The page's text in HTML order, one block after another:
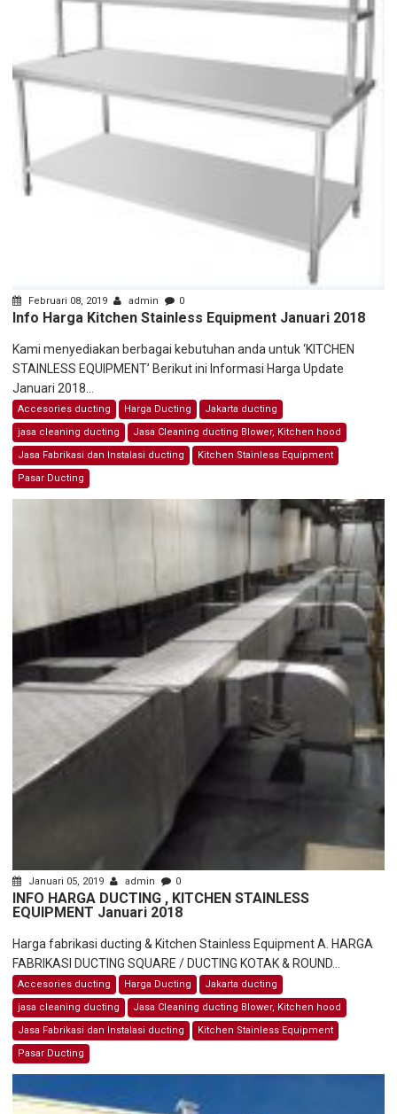
Februari 08, 2019 admin 0
Info Harga Kitchen Stainless Equipment Januari 2018
Kami menyediakan berbagai kebutuhan anda untuk ‘KITCHEN
STAINLESS EQUIPMENT’ Berikut ini Informasi Harga Update
Januari 2018...
Accesories ducting Harga Ducting
Jakarta ducting
jasa cleaning ducting
Jasa Cleaning ducting Blower, Kitchen hood
Jasa Fabrikasi dan Instalasi ducting
Kitchen Stainless Equipment
Pasar Ducting
Januari 05, 2019 admin 0
INFO HARGA DUCTING , KITCHEN STAINLESS
EQUIPMENT Januari 2018
Harga fabrikasi ducting & Kitchen Stainless Equipment A. HARGA
FABRIKASI DUCTING SQUARE / DUCTING KOTAK & ROUND...
Accesories ducting Harga Ducting
Jakarta ducting
jasa cleaning ducting
Jasa Cleaning ducting Blower, Kitchen hood
Jasa Fabrikasi dan Instalasi ducting
Kitchen Stainless Equipment
Pasar Ducting